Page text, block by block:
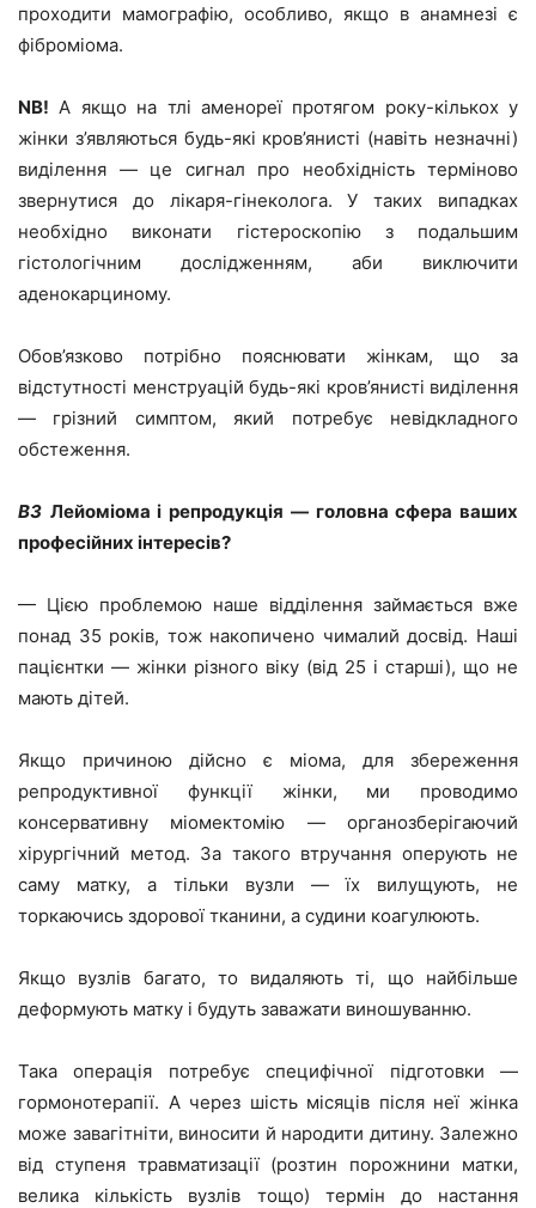
проходити мамографію, особливо, якщо в анамнезі є
фіброміома.
NB! А якщо на тлі аменореї протягом року-кількох у
жінки з’являються будь-які кров’янисті (навіть незначні)
виділення — це сигнал про необхідність терміново
звернутися до лікаря-гінеколога. У таких випадках
необхідно виконати гістероскопію з подальшим
гістологічним дослідженням, аби виключити
аденокарциному.
Обов’язково потрібно пояснювати жінкам, що за
відстутності менструацій будь-які кров’янисті виділення
— грізний симптом, який потребує невідкладного
обстеження.
ВЗ Лейоміома і репродукція — головна сфера ваших
професійних інтересів?
— Цією проблемою наше відділення займається вже
понад 35 років, тож накопичено чималий досвід. Наші
пацієнтки — жінки різного віку (від 25 і старші), що не
мають дітей.
Якщо причиною дійсно є міома, для збереження
репродуктивної функції жінки, ми проводимо
консервативну міомектомію — органозберігаючий
хірургічний метод. За такого втручання оперують не
саму матку, а тільки вузли — їх вилущують, не
торкаючись здорової тканини, а судини коагулюють.
Якщо вузлів багато, то видаляють ті, що найбільше
деформують матку і будуть заважати виношуванню.
Така операція потребує специфічної підготовки —
гормонотерапії. А через шість місяців після неї жінка
може завагітніти, виносити й народити дитину. Залежно
від ступеня травматизації (розтин порожнини матки,
велика кількість вузлів тощо) термін до настання